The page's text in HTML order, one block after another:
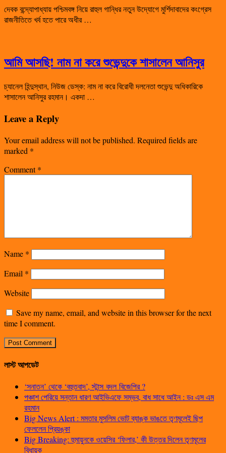
দেবক বন্দ্যোপাধ্যায় পশ্চিমবঙ্গ নিয়ে রাহুল গান্ধির নতুন উদ্যোগে মুর্শিদাবাদের কংগ্রেস
রাজনীতিতে খর্ব হতে পারে অধীর …
আমি আসছি! নাম না করে শুভেন্দুকে শাসালেন আনিসুর
চ্যানেল হিন্দুস্থান, নিউজ ডেস্ক: নাম না করে বিরোধী দলনেতা শুভেন্দু অধিকারিকে
শাসালেন আনিসুর রহমান। একদা …
Leave a Reply
Your email address will not be published. Required fields are
marked *
Comment*
Name *
Email *
Website
Save my name, email, and website in this browser for the next
time I comment.
লাস্ট আপডেট
‘সনাতন’ থেকে ‘বহুতবাদ’, স্টান্স বদল বিজেপির ?
পঞ্চাশ পেরিয়ে সন্তান ধারণ আইভিএফে সম্ভব, বাধ সাধে আইন : ডঃ এস এম
রহমান
Big News Alert : মমতার মুসলিম ভোট ব্যাঙ্ক ভাঙতে তৃণমূলেই ছিপ
ফেললেন প্রিয়ঙ্কা
Big Breaking: হুমায়ুনকে ওয়েসির ‘ফিলার,’ কী উত্তর দিলেন তৃণমূলের
বিধায়ক